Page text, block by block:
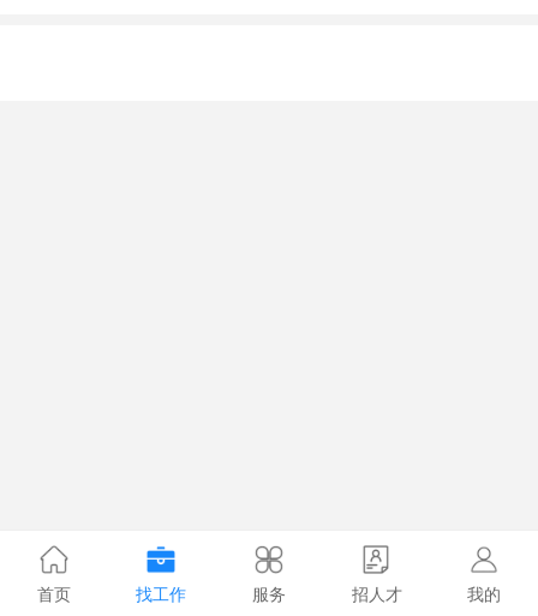
首页 找工作 服务 招人才 我的